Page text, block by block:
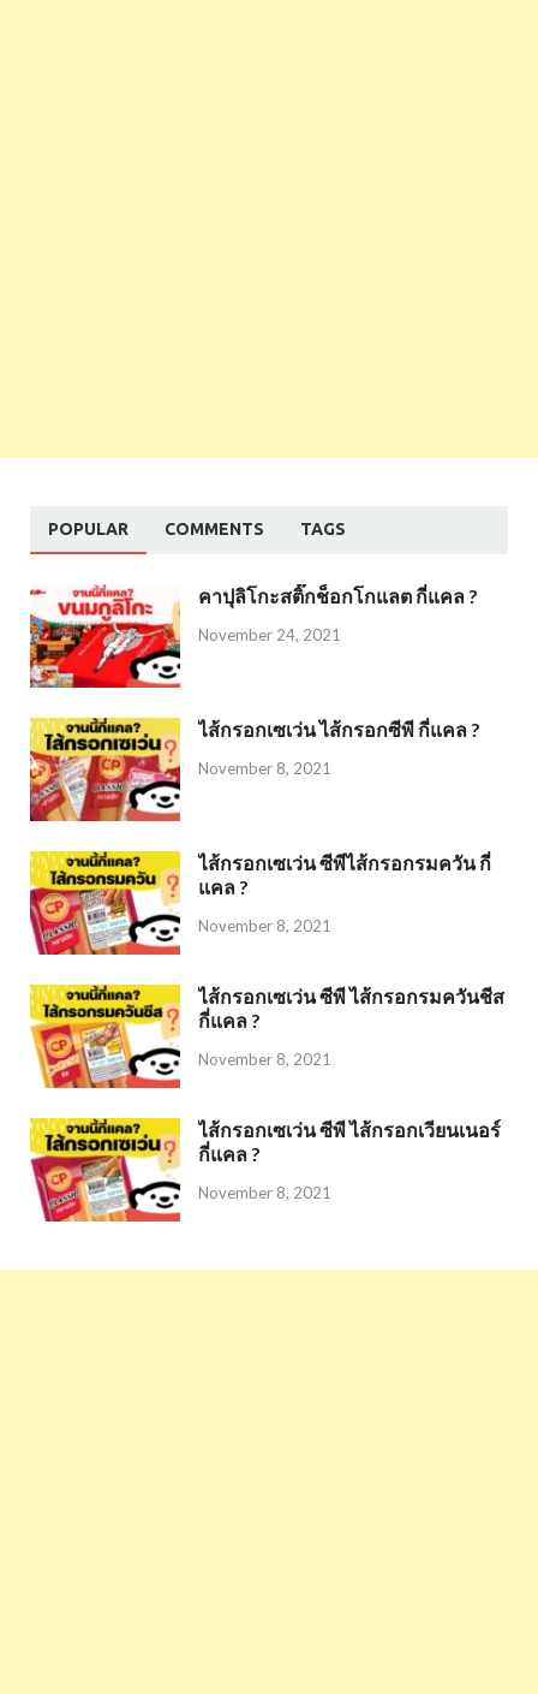
POPULAR COMMENTS TAGS
คาปุลิโกะสติ๊กช็อกโกแลต กี่แคล ?
November 24, 2021
ไส้กรอกเซเว่น ไส้กรอกซีพี กี่แคล ?
November 8, 2021
ไส้กรอกเซเว่น ซีพีไส้กรอกรมควัน กี่
แคล ?
November 8, 2021
ไส้กรอกเซเว่น ซีพี ไส้กรอกรมควันชีส
กี่แคล ?
November 8, 2021
ไส้กรอกเซเว่น ซีพี ไส้กรอกเวียนเนอร์
กี่แคล ?
November 8, 2021